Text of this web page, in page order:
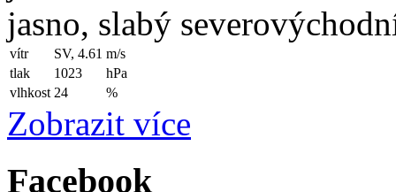
jasno, slabý
vítr SV, 4.61 m/s
tlak
1023
hPa
vlhkost 24 %
Zobrazit více
Facebook